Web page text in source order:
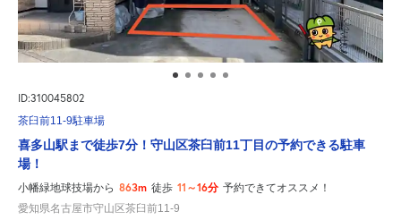
ID:310045802
茶臼前11-9駐車場
喜多山駅まで徒歩7分！守山区茶臼前11丁目の予約できる駐車
場！
小幡緑地球技場から 863m 徒歩 11～16分 予約できてオススメ！
愛知県名古屋市守山区茶臼前11-9